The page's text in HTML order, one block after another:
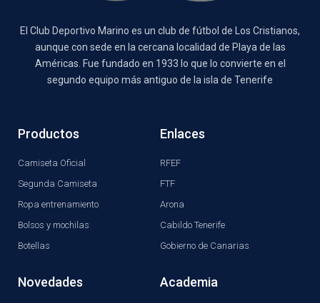
El Club Deportivo Marino es un club de fútbol de Los Cristianos,
aunque con sede en la cercana localidad de Playa de las
Américas. Fue fundado en 1933 lo que lo convierte en el
segundo equipo más antiguo de la isla de Tenerife
Productos
Camiseta Oficial
Segunda Camiseta
Ropa entrenamiento
Bolsos y mochilas
Botellas
Enlaces
RFEF
FTF
Arona
Cabildo Tenerife
Gobierno de Canarias
Novedades Academia